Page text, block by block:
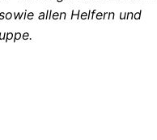
allen Helfern und